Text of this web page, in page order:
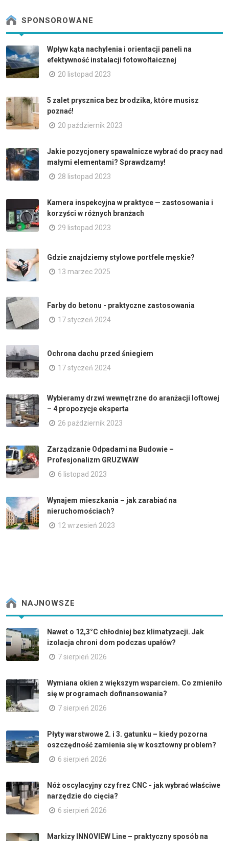
SPONSOROWANE
Wpływ kąta nachylenia i orientacji paneli na
efektywność instalacji fotowoltaicznej
20 listopad 2023
5 zalet prysznica bez brodzika, które musisz
poznać!
20 październik 2023
Jakie pozycjonery spawalnicze wybrać do pracy nad
małymi elementami? Sprawdzamy!
28 listopad 2023
Kamera inspekcyjna w praktyce — zastosowania i
korzyści w różnych branżach
29 listopad 2023
Gdzie znajdziemy stylowe portfele męskie?
13 marzec 2025
Farby do betonu - praktyczne zastosowania
17 styczeń 2024
Ochrona dachu przed śniegiem
17 styczeń 2024
Wybieramy drzwi wewnętrzne do aranżacji loftowej
– 4 propozycje eksperta
26 październik 2023
Zarządzanie Odpadami na Budowie –
Profesjonalizm GRUZWAW
6 listopad 2023
Wynajem mieszkania – jak zarabiać na
nieruchomościach?
12 wrzesień 2023
NAJNOWSZE
Nawet o 12,3°C chłodniej bez klimatyzacji. Jak
izolacja chroni dom podczas upałów?
7 sierpień 2026
Wymiana okien z większym wsparciem. Co zmieniło
się w programach dofinansowania?
7 sierpień 2026
Płyty warstwowe 2. i 3. gatunku – kiedy pozorna
oszczędność zamienia się w kosztowny problem?
6 sierpień 2026
Nóż oscylacyjny czy frez CNC - jak wybrać właściwe
narzędzie do cięcia?
6 sierpień 2026
Markizy INNOVIEW Line – praktyczny sposób na